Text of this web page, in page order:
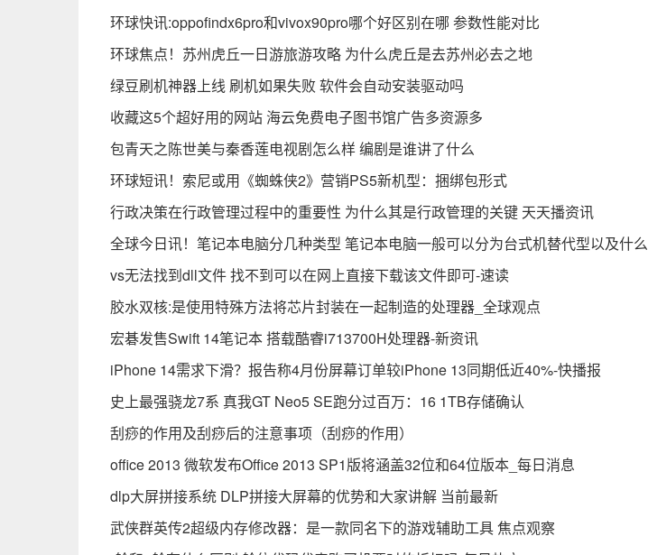
环球快讯:oppofindx6pro和vivox90pro哪个好区别在哪 参数性能对比
环球焦点！苏州虎丘一日游旅游攻略 为什么虎丘是去苏州必去之地
绿豆刷机神器上线 刷机如果失败 软件会自动安装驱动吗
收藏这5个超好用的网站 海云免费电子图书馆广告多资源多
包青天之陈世美与秦香莲电视剧怎么样 编剧是谁讲了什么
环球短讯！索尼或用《蜘蛛侠2》营销PS5新机型：捆绑包形式
行政决策在行政管理过程中的重要性 为什么其是行政管理的关键 天天播资讯
全球今日讯！笔记本电脑分几种类型 笔记本电脑一般可以分为台式机替代型以及什么
vs无法找到dll文件 找不到可以在网上直接下载该文件即可-速读
胶水双核:是使用特殊方法将芯片封装在一起制造的处理器_全球观点
宏碁发售Swift 14笔记本 搭载酷睿i713700H处理器-新资讯
iPhone 14需求下滑？报告称4月份屏幕订单较iPhone 13同期低近40%-快播报
史上最强骁龙7系 真我GT Neo5 SE跑分过百万：16 1TB存储确认
刮痧的作用及刮痧后的注意事项（刮痧的作用）
office 2013 微软发布Office 2013 SP1版将涵盖32位和64位版本_每日消息
dlp大屏拼接系统 DLP拼接大屏幕的优势和大家讲解 当前最新
武侠群英传2超级内存修改器：是一款同名下的游戏辅助工具 焦点观察